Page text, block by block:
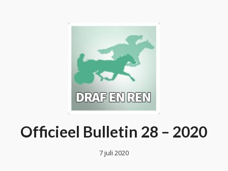
Officieel Bulletin 28 – 2020
7 juli 2020